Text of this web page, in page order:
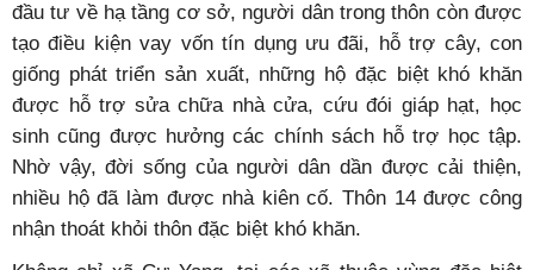
đầu tư về hạ tầng cơ sở, người dân trong thôn còn được
tạo điều kiện vay vốn tín dụng ưu đãi, hỗ trợ cây, con
giống phát triển sản xuất, những hộ đặc biệt khó khăn
được hỗ trợ sửa chữa nhà cửa, cứu đói giáp hạt, học
sinh cũng được hưởng các chính sách hỗ trợ học tập.
Nhờ vậy, đời sống của người dân dần được cải thiện,
nhiều hộ đã làm được nhà kiên cố. Thôn 14 được công
nhận thoát khỏi thôn đặc biệt khó khăn.